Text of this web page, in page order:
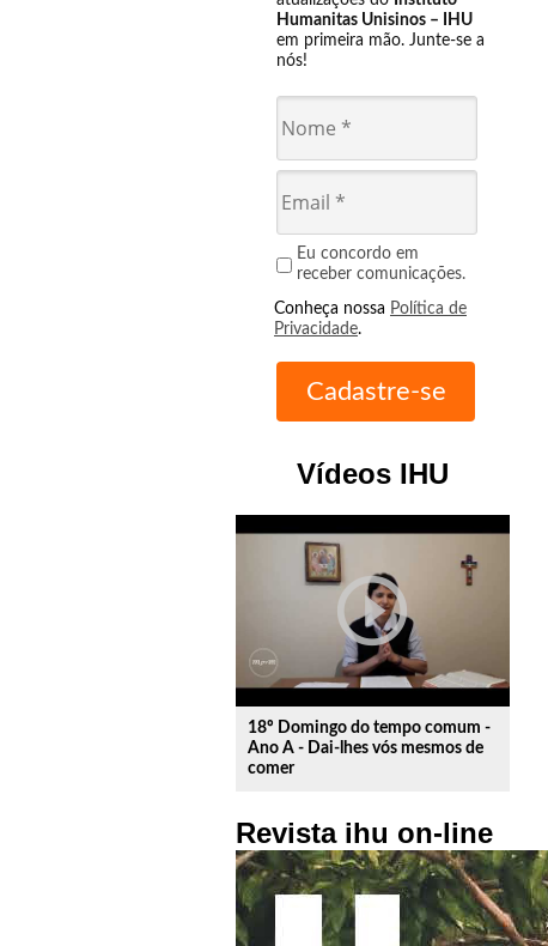
Humanitas Unisinos – IHU
em primeira mão. Junte-se a
nós!
Eu concordo em
receber comunicações.
Conheça nossa Política de
Privacidade.
Vídeos IHU
play_circle_outline
18º Domingo do tempo comum -
Ano A - Dai-lhes vós mesmos de
comer
Revista ihu on-line